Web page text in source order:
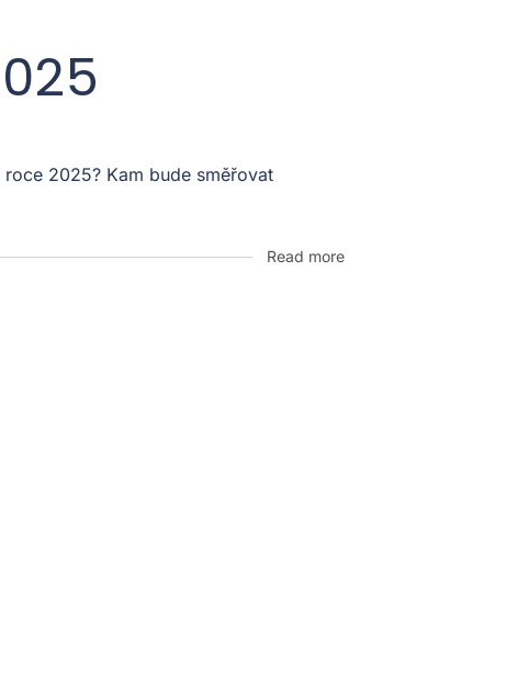
2025? Kam bude směřovat
Read more